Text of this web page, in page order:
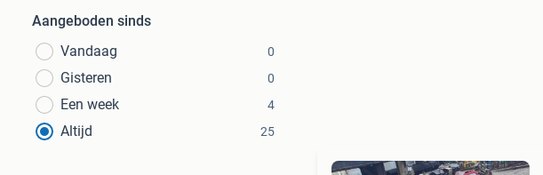
Aangeboden sinds
Vandaag
0
Gisteren 0
Een week 4
Altijd 25